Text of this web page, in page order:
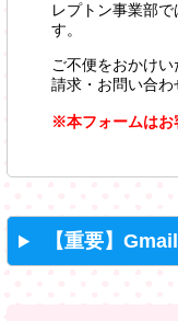
レプトン事業部
す。
ご不便をおかけ
請求・お問い合わ
※本フォームはお
【重要】